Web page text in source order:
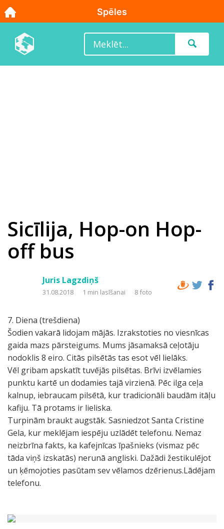
Sicīlija, Hop-on Hop-
off bus
Juris Lagzdiņš
31.08.2018 1 min lasīšanai 8 foto
7. Diena (trešdiena)
Šodien vakarā lidojam mājās. Izrakstoties no viesnīcas
gaida mazs pārsteigums. Mums jāsamaksā ceļotāju
nodoklis 8 eiro. Citās pilsētās tas esot vēl lielāks.
Vēl gribam apskatīt tuvējās pilsētas. Brīvi izvēlamies
punktu kartē un dodamies tajā virzienā. Pēc ilga ceļa
kalnup, iebraucam pilsētā, kur tradicionāli baudām itāļu
kafiju. Tā protams ir lieliska.
Turpinām braukt augstāk. Sasniedzot Santa Cristine
Gela, kur meklējam iespēju uzlādēt telefonu. Nemaz
neizbrīna fakts, ka kafejnīcas īpašnieks (vismaz pēc
tāda viņš izskatās) nerunā angliski. Dažādi žestikulējot
un ķēmojoties pasūtam sev vēlamos dzērienus.Lādējam
telefonu.